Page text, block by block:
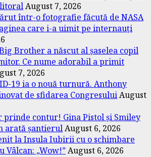
August 7, 2026
într-o fotografie făcută de NASA
care i-a uimit pe internauți
Brother a născut al șaselea copil
Ce nume adorabil a primit
7, 2026
19 ia o nouă turnură. Anthony
de sfidarea CongresuluiAugust
prinde contur! Gina Pistol și Smiley
arată șantierulAugust 6, 2026
la Insula Iubirii cu o schimbare
Vâlcan: „Wow!”August 6, 2026